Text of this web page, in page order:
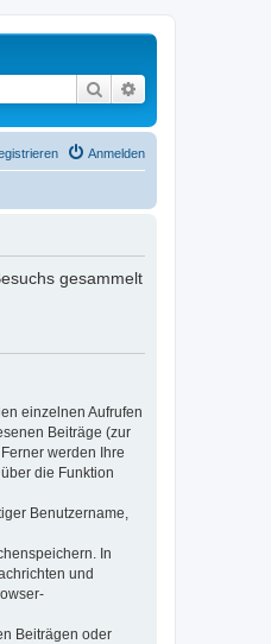
Suche
Anmelden
gesammelt
einzelnen Aufrufen
Beiträge (zur
werden Ihre
die Funktion
Benutzername,
In
und
Beiträgen oder